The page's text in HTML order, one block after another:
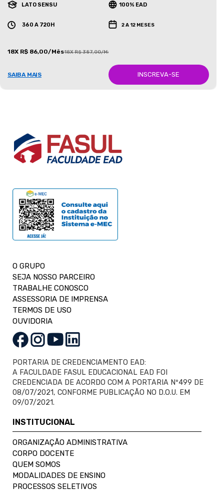
LATO SENSU 100% EAD
360 A 720H 2 A 12 MESES
18X R$ 86,00/Mês18X R$ 387,00/Mês
SAIBA MAIS INSCREVA-SE
O GRUPO
SEJA NOSSO PARCEIRO
TRABALHE CONOSCO
ASSESSORIA DE IMPRENSA
TERMOS DE USO
OUVIDORIA
PORTARIA DE CREDENCIAMENTO EAD:
A FACULDADE FASUL EDUCACIONAL EAD FOI
CREDENCIADA DE ACORDO COM A PORTARIA Nº499 DE
08/07/2021, CONFORME PUBLICAÇÃO NO D.O.U. EM
09/07/2021.
INSTITUCIONAL
ORGANIZAÇÃO ADMINISTRATIVA
CORPO DOCENTE
QUEM SOMOS
MODALIDADES DE ENSINO
PROCESSOS SELETIVOS